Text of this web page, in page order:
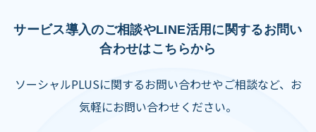
サービス導入のご相談やLINE活用に関するお問い
合わせはこちらから
ソーシャルPLUSに関するお問い合わせやご相談など、お
気軽にお問い合わせください。